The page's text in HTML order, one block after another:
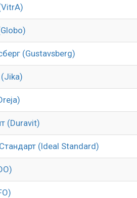
(Gustavsberg)
(Duravit)
(Ideal Standard)